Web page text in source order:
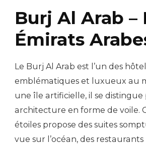
Burj Al Arab –
Émirats
Le Burj Al Arab est l’un des
emblématiques et luxueux au
une île artificielle, il se distingue
architecture en forme de voile.
étoiles propose des suites
vue sur l’océan, des restaurants